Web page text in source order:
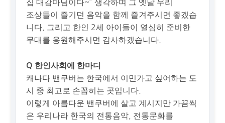
집 대감마님이다~” 생각하며 그 옛날 우리
조상들이 즐기던 음악을 함께 즐겨주시면 좋겠습
니다. 그리고 한인 2세 아이들이 열심히 준비한
무대를 응원해주시면 감사하겠습니다.
Q 한인사회에 한마디
캐나다 밴쿠버는 한국에서 이민가고 싶어하는 도
시 중 최고로 손꼽히는 곳입니다.
이렇게 아름다운 밴쿠버에 살고 계시지만 가끔씩
은 우리나라 한국의 전통음악, 전통문화를